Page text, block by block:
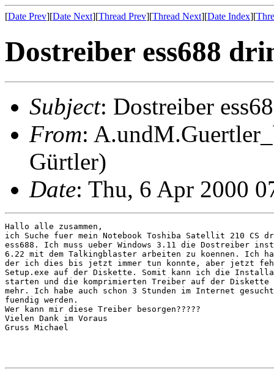
[Date Prev][Date Next][Thread Prev][Thread Next][Date Index][
Dostreiber ess688
Subject: Dostreiber
From:
Gürtler)
Date: Thu, 6 Apr 2000
Hallo alle zusammen,
ich Suche fuer mein Notebook Toshiba Satellit 210 CS
ess688. Ich muss ueber Windows 3.11 die Dostreiber
6.22 mit dem Talkingblaster arbeiten zu koennen. Ich
der ich dies bis jetzt immer tun konnte, aber jetzt
Setup.exe auf der Diskette. Somit kann ich die
starten und die komprimierten Treiber auf der Diskette
mehr. Ich habe auch schon 3 Stunden im Internet
fuendig werden.
Wer kann mir diese Treiber besorgen?????
Vielen Dank im Voraus
Gruss Michael